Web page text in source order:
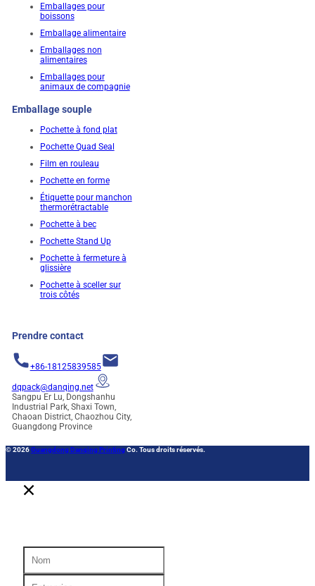
Emballages pour
boissons
Emballage alimentaire
Emballages non
alimentaires
Emballages pour
animaux de compagnie
Emballage souple
Pochette à fond plat
Pochette Quad Seal
Film en rouleau
Pochette en forme
Étiquette pour manchon
thermorétractable
Pochette à bec
Pochette Stand Up
Pochette à fermeture à
glissière
Pochette à sceller sur
trois côtés
Prendre contact
+86-18125839585
dqpack@danqing.net
Sangpu Er Lu, Dongshanhu
Industrial Park, Shaxi Town,
Chaoan District, Chaozhou City,
Guangdong Province
© 2026Guangdong Danqing Printing Co. Tous droits réservés.